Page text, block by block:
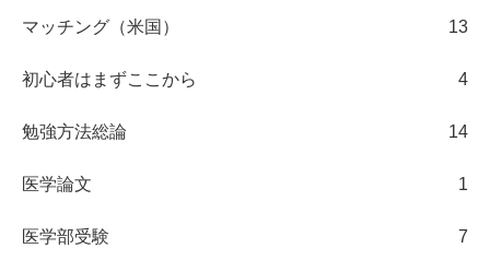
マッチング（米国） 13
初心者はまずここから 4
勉強方法総論 14
医学論文 1
医学部受験 7